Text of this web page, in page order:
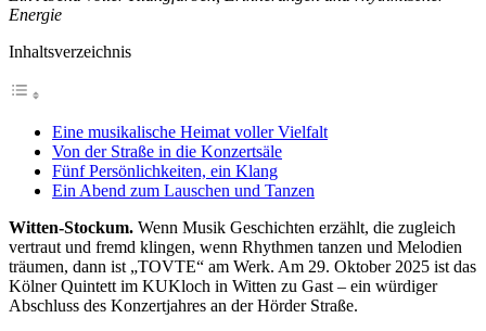
Energie
Inhaltsverzeichnis
Eine musikalische Heimat voller Vielfalt
Von der Straße in die Konzertsäle
Fünf Persönlichkeiten, ein Klang
Ein Abend zum Lauschen und Tanzen
Witten-Stockum. Wenn Musik Geschichten erzählt, die zugleich
vertraut und fremd klingen, wenn Rhythmen tanzen und Melodien
träumen, dann ist „TOVTE“ am Werk. Am 29. Oktober 2025 ist das
Kölner Quintett im KUKloch in Witten zu Gast – ein würdiger
Abschluss des Konzertjahres an der Hörder Straße.